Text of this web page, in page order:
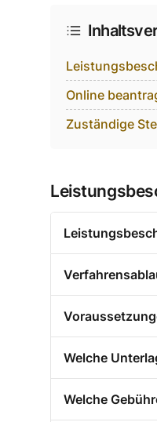
Online
Zuständige
Welche
Welche